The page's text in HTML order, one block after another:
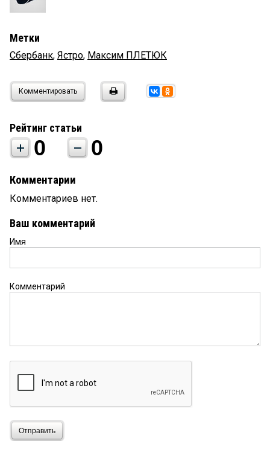
Метки
Сбербанк, Ястро, Максим ПЛЕТЮК
Комментировать
Рейтинг статьи
0 0
Комментарии
Комментариев нет.
Ваш комментарий
Имя
Комментарий
Отправить